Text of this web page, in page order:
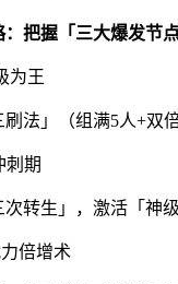
把握「三大爆发节点
为王
法」（组满5人+双
刺期
转生」，激活「神
倍增术